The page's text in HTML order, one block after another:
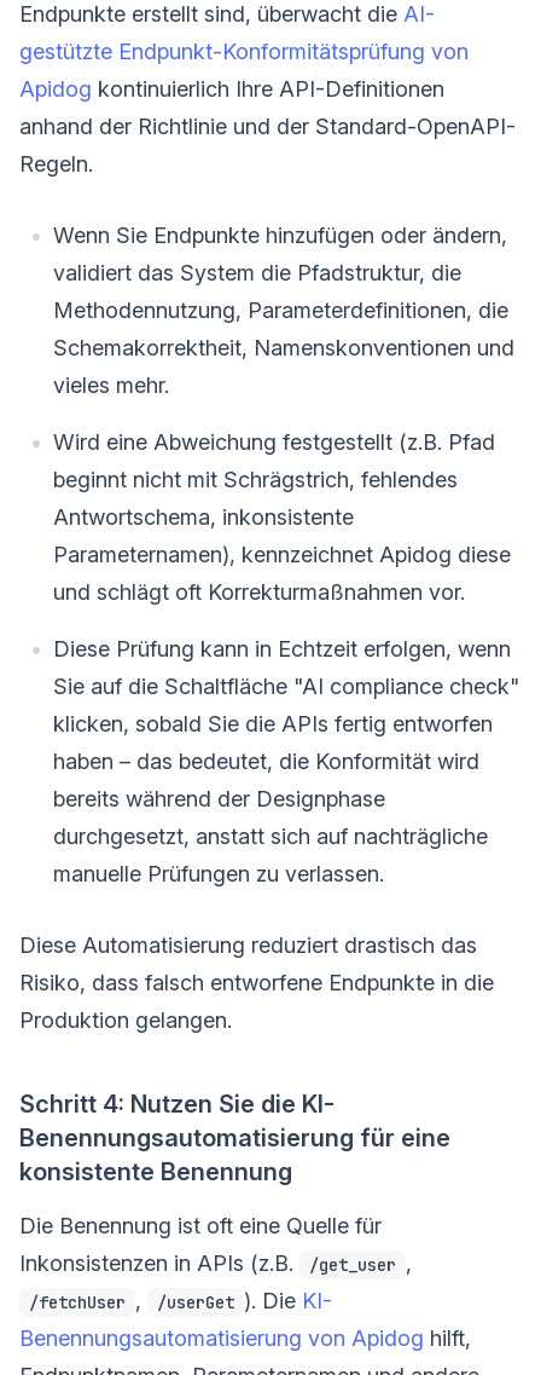
Endpunkte erstellt sind, überwacht die AI-
gestützte Endpunkt-Konformitätsprüfung von
Apidog kontinuierlich Ihre API-Definitionen
anhand der Richtlinie und der Standard-OpenAPI-
Regeln.
Wenn Sie Endpunkte hinzufügen oder ändern,
validiert das System die Pfadstruktur, die
Methodennutzung, Parameterdefinitionen, die
Schemakorrektheit, Namenskonventionen und
vieles mehr.
Wird eine Abweichung festgestellt (z.B. Pfad
beginnt nicht mit Schrägstrich, fehlendes
Antwortschema, inkonsistente
Parameternamen), kennzeichnet Apidog diese
und schlägt oft Korrekturmaßnahmen vor.
Diese Prüfung kann in Echtzeit erfolgen, wenn
Sie auf die Schaltfläche "AI compliance check"
klicken, sobald Sie die APIs fertig entworfen
haben – das bedeutet, die Konformität wird
bereits während der Designphase
durchgesetzt, anstatt sich auf nachträgliche
manuelle Prüfungen zu verlassen.
Diese Automatisierung reduziert drastisch das
Risiko, dass falsch entworfene Endpunkte in die
Produktion gelangen.
Schritt 4: Nutzen Sie die KI-
Benennungsautomatisierung für eine
konsistente Benennung
Die Benennung ist oft eine Quelle für
Inkonsistenzen in APIs (z.B.
/get_user ,
/fetchUser , /userGet ). Die KI-
Benennungsautomatisierung von Apidog hilft,